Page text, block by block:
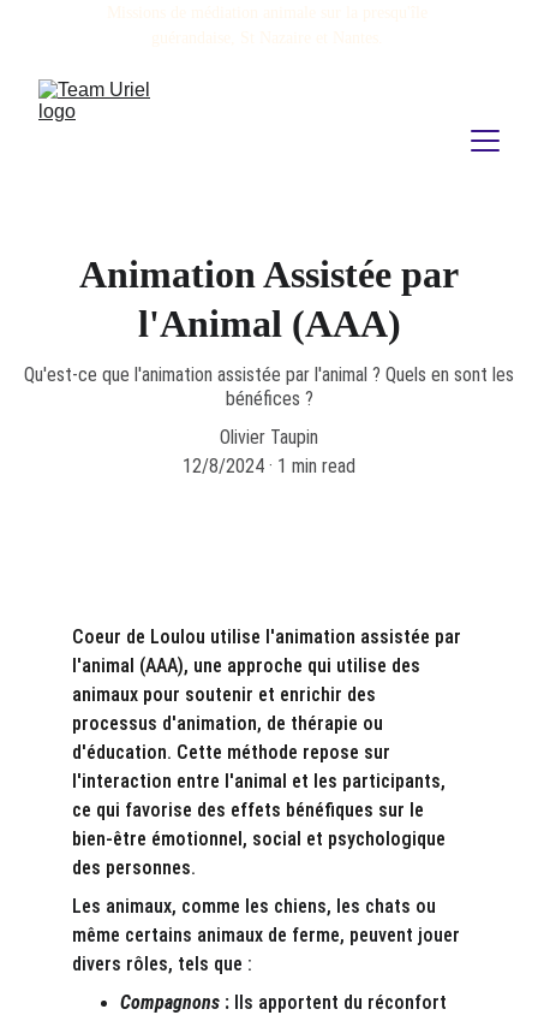
Animation Assistée par
l'Animal (AAA)
Qu'est-ce que l'animation assistée par l'animal ? Quels en sont les
bénéfices ?
Olivier Taupin
12/8/2024
1 min read
Coeur de Loulou utilise l'animation assistée par
l'animal (AAA), une approche qui utilise des
animaux pour soutenir et enrichir des
processus d'animation, de thérapie ou
d'éducation. Cette méthode repose sur
l'interaction entre l'animal et les participants,
ce qui favorise des effets bénéfiques sur le
bien-être émotionnel, social et psychologique
des personnes.
Les animaux, comme les chiens, les chats ou
même certains animaux de ferme, peuvent jouer
divers rôles, tels que :
Compagnons : Ils apportent du réconfort